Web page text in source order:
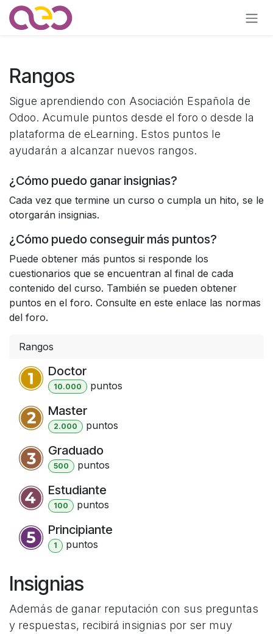
Ir al contenido
Rangos
Sigue aprendiendo con Asociación Española de
Odoo. Acumule puntos desde el foro o desde la
plataforma de eLearning. Estos puntos le
ayudarán a alcanzar nuevos rangos.
¿Cómo puedo ganar insignias?
Cada vez que termine un curso o cumpla un hito, se le
otorgarán insignias.
¿Cómo puedo conseguir más puntos?
Puede obtener más puntos si responde los
cuestionarios que se encuentran al final de cada
contenido del curso. También se pueden obtener
puntos en el foro. Consulte en este enlace las normas
del foro.
Rangos
Doctor
10.000 puntos
Master
2.000 puntos
Graduado
500 puntos
Estudiante
100 puntos
Principiante
1 puntos
Insignias
Además de ganar reputación con sus preguntas
y respuestas, recibirá insignias por ser muy